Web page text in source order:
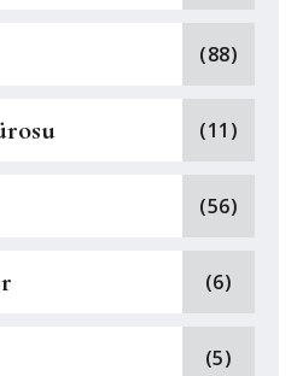
(88)
(11)
(56)
(6)
(5)